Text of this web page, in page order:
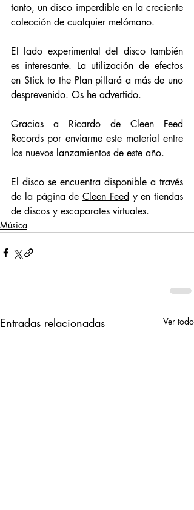
tanto, un disco imperdible en la creciente
colección de cualquier melómano.
El lado experimental del disco también
es interesante. La utilización de efectos
en Stick to the Plan pillará a más de uno
desprevenido. Os he advertido.
Gracias a Ricardo de Cleen Feed
Records por enviarme este material entre
los nuevos lanzamientos de este año.
El disco se encuentra disponible a través
de la página de Cleen Feed y en tiendas
de discos y escaparates virtuales.
Música
Entradas relacionadas Ver todo